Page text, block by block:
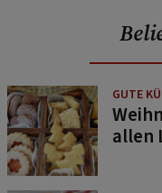
GUTE
allen